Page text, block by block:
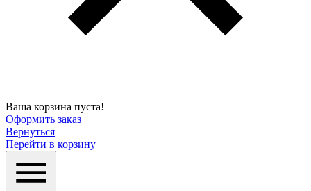
Ваша корзина пуста!
Оформить заказ
Вернуться
Перейти в корзину